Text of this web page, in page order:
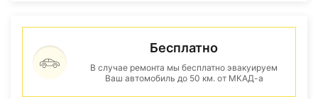
Бесплатно
В случае ремонта мы бесплатно эвакуируем
Ваш автомобиль до 50 км. от МКАД-а